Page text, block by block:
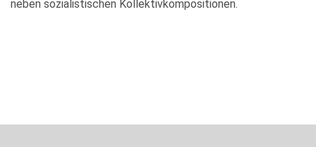
neben sozialistischen Kollektivkompositionen.